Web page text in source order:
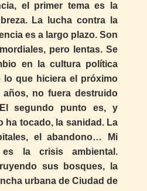
el primer tema es la
La lucha contra la
es a largo plazo. Son
pero lentas. Se
en la cultura política
lo que hiciera el próximo
no fuera destruido
segundo punto es, y
ha tocado, la sanidad. La
el abandono… Mi
es la crisis ambiental.
sus bosques, la
urbana de Ciudad de